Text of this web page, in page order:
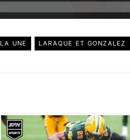
LA UNE LARAQUE ET GONZALEZ